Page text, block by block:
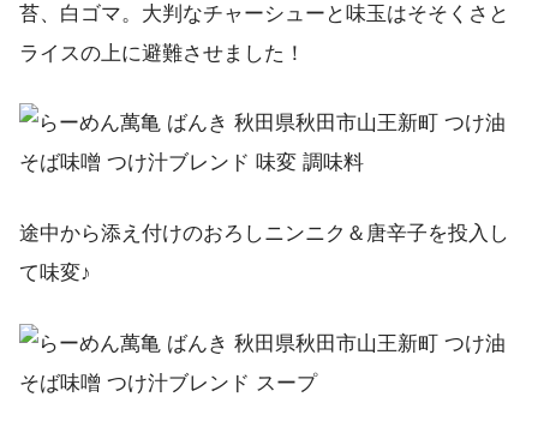
苔、白ゴマ。大判なチャーシューと味玉はそそくさと
ライスの上に避難させました！
途中から添え付けのおろしニンニク＆唐辛子を投入し
て味変♪